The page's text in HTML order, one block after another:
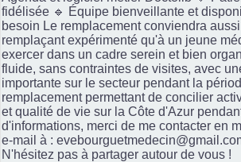
fidélisée 🔹 Équipe bienveillante et
besoin Le remplacement conviendra
remplaçant expérimenté qu'à un jeune
exercer dans un cadre serein et bien
fluide, sans contraintes de visites, avec
importante sur le secteur pendant la
remplacement permettant de concilier
et qualité de vie sur la Côte d'Azur
d'informations, merci de me contacter en
e-mail à :
N'hésitez pas à partager autour de vous !